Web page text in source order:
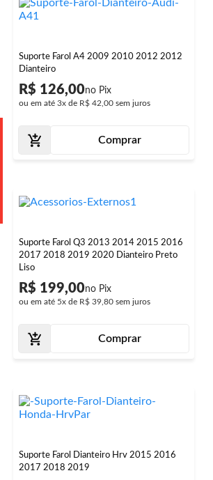
Suporte Farol A4 2009 2010 2012 2012
Dianteiro
R$ 126,00
ou em até 3x de R$ 42,00 sem juros
Comprar
Suporte Farol Q3 2013 2014 2015 2016
2017 2018 2019 2020 Dianteiro Preto
Liso
R$ 199,00
ou em até 5x de R$ 39,80 sem juros
Comprar
Suporte Farol Dianteiro Hrv 2015 2016
2017 2018 2019